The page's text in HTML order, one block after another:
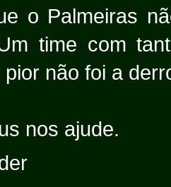
o Palmeiras
time com
pior não foi a
nos ajude.